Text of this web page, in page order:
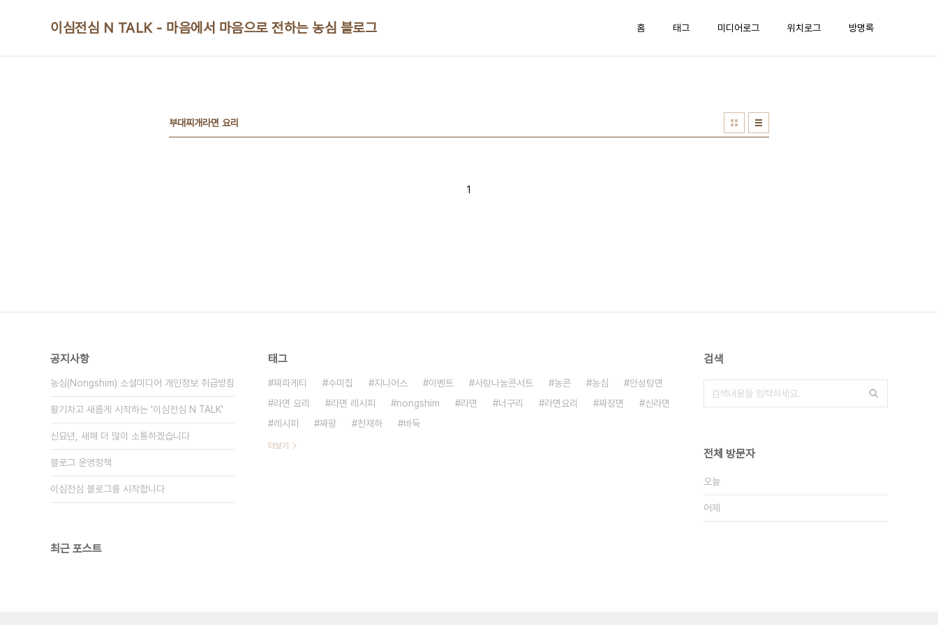
이심전심 N TALK - 마음에서 마음으로 전하는 농심 블로그 홈 태그 미디어로그 위치로그 방명록
부대찌개라면 요리
1
공지사항
농심(Nongshim) 소셜미디어 개인정보 취급방침
활기차고 새롭게 시작하는 '이심전심 N TALK'
신묘년, 새해 더 많이 소통하겠습니다
블로그 운영정책
이심전심 블로그를 시작합니다
최근 포스트
태그
짜파게티 수미칩 지니어스 이벤트 사랑나눔콘서트 농콘 농심
안성탕면
라면 요리
라면 레시피 nongshim 라면 너구리 라면요리 짜장면
신라면
레시피
짜왕 천재하 바둑
더보기
검색
전체 방문자
오늘
어제